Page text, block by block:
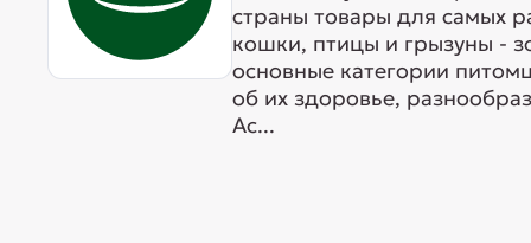
страны товары для самых
кошки, птицы и грызуны -
основные категории
об их здоровье,
Ас...